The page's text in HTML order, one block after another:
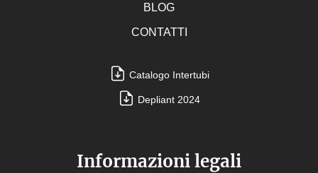
BLOG
CONTATTI
Catalogo Intertubi
Depliant 2024
Informazioni legali